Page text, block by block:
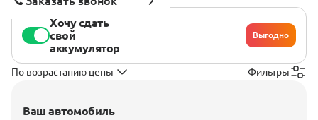
Хочу сдать
свой
аккумулятор
Выгодно
По возрастанию цены Фильтры
Ваш автомобиль